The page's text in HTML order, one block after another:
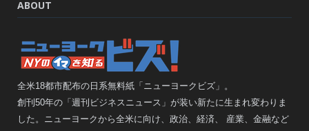
ABOUT
全米18都市配布の日系無料紙「ニューヨークビズ」。
創刊50年の「週刊ビジネスニュース」が装い新たに生まれ変わりま
した。ニューヨークから全米に向け、政治、経済、 産業、金融など